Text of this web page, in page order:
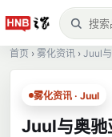
首页 › 雾化资讯 › Juul
雾化资讯 · Juul
Juul与奥驰